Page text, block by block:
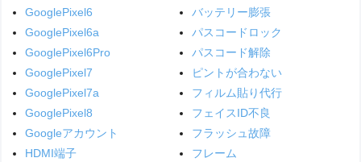
GooglePixel6
GooglePixel6a
GooglePixel6Pro
GooglePixel7
GooglePixel7a
GooglePixel8
Googleアカウント
HDMI端子
バッテリー膨張
パスコードロック
パスコード解除
ピントが合わない
フィルム貼り代行
フェイスID不良
フラッシュ故障
フレーム